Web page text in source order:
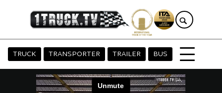
TRUCK TRANSPORTER TRAILER BUS